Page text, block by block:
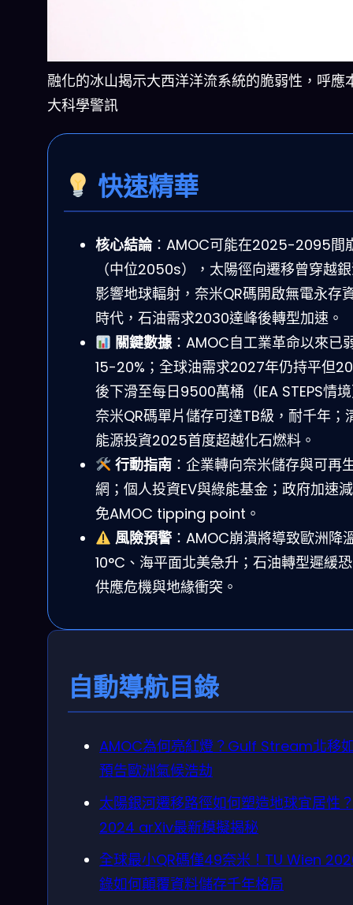
融化的冰山揭示大西洋洋流系統的脆弱性，呼應
大科學警訊
快速精華
核心結論：AMOC可能在2025-2095間
（中位2050s），太陽徑向遷移曾穿越
影響地球輻射，奈米QR碼開啟無電永存
時代，石油需求2030達峰後轉型加速。
關鍵數據：AMOC自工業革命以來已
15-20%；全球油需求2027年仍持平但
後下滑至每日9500萬桶（IEA STEPS情
奈米QR碼單片儲存可達TB級，耐千年；
能源投資2025首度超越化石燃料。
行動指南：企業轉向奈米儲存與可再
網；個人投資EV與綠能基金；政府加速
免AMOC tipping point。
風險預警：AMOC崩潰將導致歐洲降
10°C、海平面北美急升；石油轉型遲緩
供應危機與地緣衝突。
自動導航目錄
AMOC為何亮紅燈？Gulf Stream北移
預告歐洲氣候浩劫
太陽銀河遷移路徑如何塑造地球宜居性
2024 arXiv最新模擬揭秘
全球最小QR碼僅49奈米！TU Wien
錄如何顛覆資料儲存千年格局